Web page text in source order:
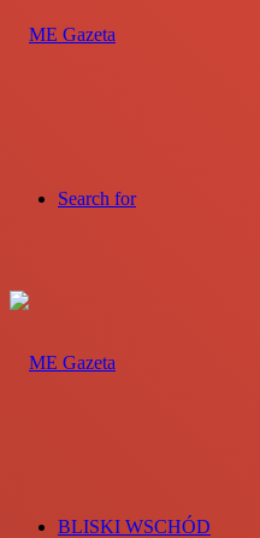
Search for
BLISKI WSCHÓD